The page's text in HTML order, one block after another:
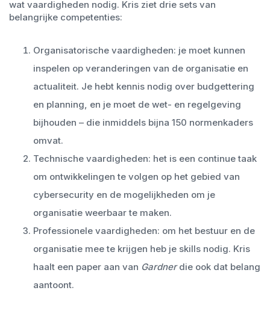
wat vaardigheden nodig. Kris ziet drie sets van
belangrijke competenties:
Organisatorische vaardigheden: je moet kunnen
inspelen op veranderingen van de organisatie en
actualiteit. Je hebt kennis nodig over budgettering
en planning, en je moet de wet- en regelgeving
bijhouden – die inmiddels bijna 150 normenkaders
omvat.
Technische vaardigheden: het is een continue taak
om ontwikkelingen te volgen op het gebied van
cybersecurity en de mogelijkheden om je
organisatie weerbaar te maken.
Professionele vaardigheden: om het bestuur en de
organisatie mee te krijgen heb je skills nodig. Kris
haalt een paper aan van Gardnerdie ook dat belang
aantoont.